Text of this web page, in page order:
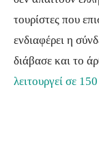
τουρίστες που
ενδιαφέρει η
διάβασε και το
λειτουργεί σε